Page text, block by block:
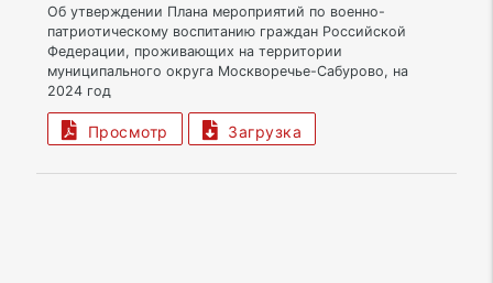
Об утверждении Плана мероприятий по военно-
патриотическому воспитанию граждан Российской
Федерации, проживающих на территории
муниципального округа Москворечье-Сабурово, на
2024 год
Просмотр Загрузка